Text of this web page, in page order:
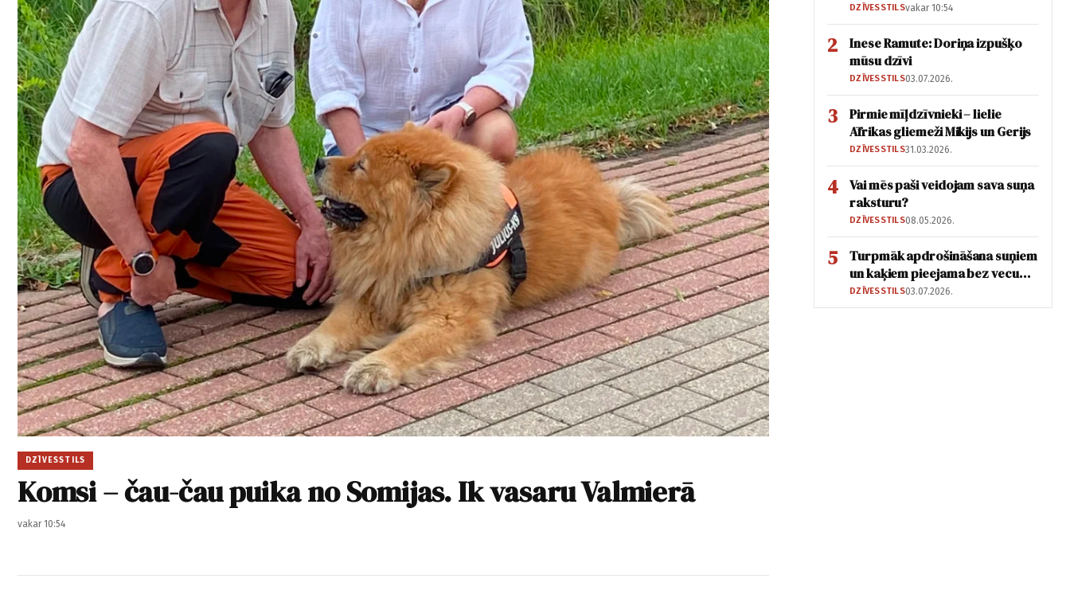
DZĪVESSTILS
Komsi – čau-čau puika no Somijas. Ik vasaru Valmierā
vakar 10:54
DZĪVESSTILSvakar 10:54
2
Inese Ramute: Doriņa izpušķo
mūsu dzīvi
DZĪVESSTILS03.07.2026.
3
Pirmie mīļdzīvnieki – lielie
Āfrikas gliemeži Mikijs un Gerijs
DZĪVESSTILS31.03.2026.
4
Vai mēs paši veidojam sava suņa
raksturu?
DZĪVESSTILS08.05.2026.
5
Turpmāk apdrošināšana suņiem
un kaķiem pieejama bez vecuma
ierobežojuma
DZĪVESSTILS03.07.2026.